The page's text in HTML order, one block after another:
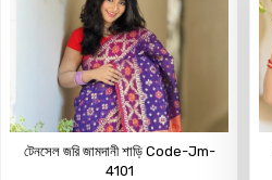
টেনসেল জরি জামদানী শাড়ি Code-Jm-
4101